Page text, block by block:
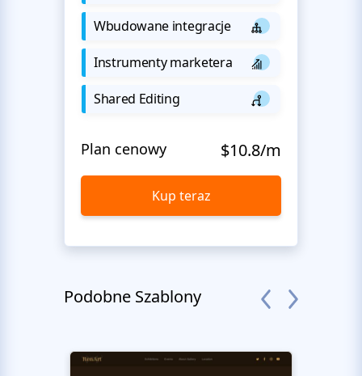
Wbudowane integracje
Instrumenty marketera
Shared Editing
Plan cenowy $10.8/m
Kup teraz
Podobne Szablony